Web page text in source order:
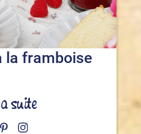
la framboise
suite